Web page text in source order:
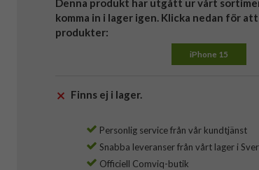
Denna produkt har utgått ur vårt
komma in i lager igen. Klicka nedan för
produkter:
iPhone 15
Finns ej i lager.
Personlig service från vår kundtjänst
Snabba leveranser från vårt lager i
Officiell Comviq-butik